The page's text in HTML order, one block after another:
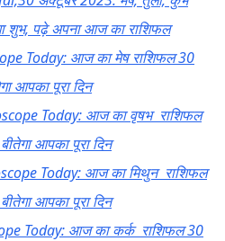
शुभ, पढ़े अपना आज का राशिफल
Today: आज का मेष राशिफल 30
आपका पूरा दिन
Today: आज का वृषभ राशिफल
आपका पूरा दिन
Today: आज का मिथुन राशिफल
आपका पूरा दिन
Today: आज का कर्क राशिफल 30